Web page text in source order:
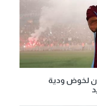
لخوض ودية